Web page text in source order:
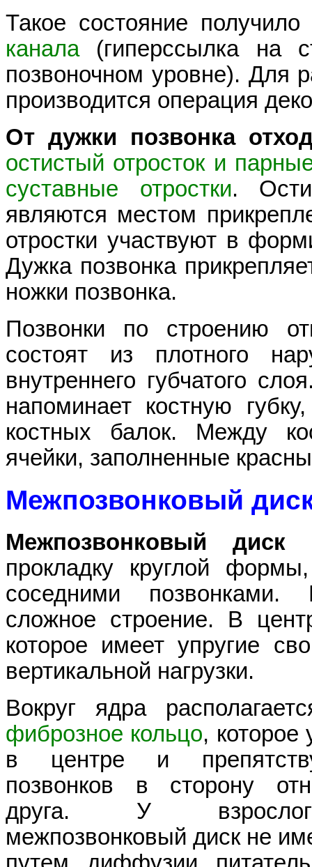
Такое состояние
канала(гиперссылка на
позвоночном уровне). Для
производится операция
От дужки позвонка
остистый отросток и
суставные отростки.
являются местом
отростки участвуют в
Дужка позвонка
ножки позвонка.
Позвонки по строению
состоят из плотного
внутреннего губчатого
напоминает костную
костных балок. Между
ячейки, заполненные
Межпозвонковый
Межпозвонковый диск
прокладку круглой
соседними позвонками.
сложное строение. В
которое имеет упругие
вертикальной нагрузки.
Вокруг ядра
фиброзное кольцо, которое
в центре и
позвонков в сторону
друга. У
межпозвонковый диск не